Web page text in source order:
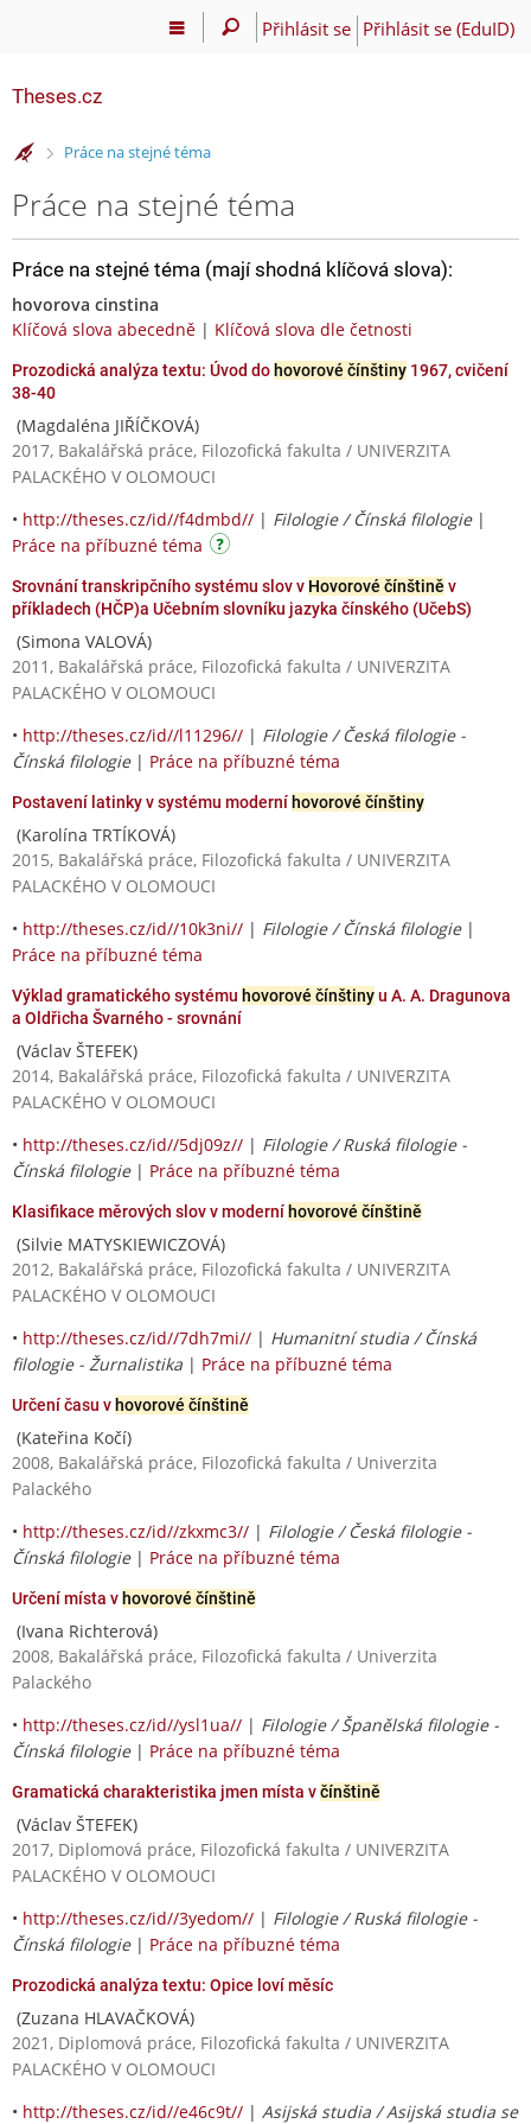
Přihlásit se Přihlásit se (EduID)
Theses.cz
>Práce na stejné téma
Práce na stejné téma
Práce na stejné téma (mají shodná klíčová slova):
hovorova cinstina
Klíčová slova abecedně | Klíčová slova dle četnosti
Prozodická analýza textu: Úvod dohovorové čínštiny 1967, cvičení
38-40
(Magdaléna JIŘÍČKOVÁ)
2017, Bakalářská práce, Filozofická fakulta / UNIVERZITA
PALACKÉHO V OLOMOUCI
• http://theses.cz/id//f4dmbd// | Filologie / Čínská filologie|
Práce na příbuzné téma
Srovnání transkripčního systému slov v Hovorové čínštině v
příkladech (HČP)a Učebním slovníku jazyka čínského (UčebS)
(Simona VALOVÁ)
2011, Bakalářská práce, Filozofická fakulta / UNIVERZITA
PALACKÉHO V OLOMOUCI
• http://theses.cz/id//l11296// | Filologie / Česká filologie -
Čínská filologie| Práce na příbuzné téma
Postavení latinky v systému moderníhovorové čínštiny
(Karolína TRTÍKOVÁ)
2015, Bakalářská práce, Filozofická fakulta / UNIVERZITA
PALACKÉHO V OLOMOUCI
• http://theses.cz/id//10k3ni// | Filologie / Čínská filologie|
Práce na příbuzné téma
Výklad gramatického systému hovorové čínštinyu A. A. Dragunova
a Oldřicha Švarného - srovnání
(Václav ŠTEFEK)
2014, Bakalářská práce, Filozofická fakulta / UNIVERZITA
PALACKÉHO V OLOMOUCI
• http://theses.cz/id//5dj09z// | Filologie / Ruská filologie -
Čínská filologie| Práce na příbuzné téma
Klasifikace měrových slov v moderníhovorové čínštině
(Silvie MATYSKIEWICZOVÁ)
2012, Bakalářská práce, Filozofická fakulta / UNIVERZITA
PALACKÉHO V OLOMOUCI
• http://theses.cz/id//7dh7mi// | Humanitní studia / Čínská
filologie - Žurnalistika | Práce na příbuzné téma
Určení času vhovorové čínštině
(Kateřina Kočí)
2008, Bakalářská práce, Filozofická fakulta / Univerzita
Palackého
• http://theses.cz/id//zkxmc3// | Filologie / Česká filologie -
Čínská filologie| Práce na příbuzné téma
Určení místa vhovorové čínštině
(Ivana Richterová)
2008, Bakalářská práce, Filozofická fakulta / Univerzita
Palackého
• http://theses.cz/id//ysl1ua// | Filologie / Španělská filologie -
Čínská filologie| Práce na příbuzné téma
Gramatická charakteristika jmen místa včínštině
(Václav ŠTEFEK)
2017, Diplomová práce, Filozofická fakulta / UNIVERZITA
PALACKÉHO V OLOMOUCI
• http://theses.cz/id//3yedom// | Filologie / Ruská filologie -
Čínská filologie| Práce na příbuzné téma
Prozodická analýza textu: Opice loví měsíc
(Zuzana HLAVAČKOVÁ)
2021, Diplomová práce, Filozofická fakulta / UNIVERZITA
PALACKÉHO V OLOMOUCI
• http://theses.cz/id//e46c9t// | Asijská studia / Asijská studia se